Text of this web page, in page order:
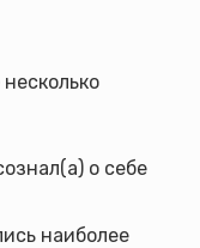
о себе
наиболее